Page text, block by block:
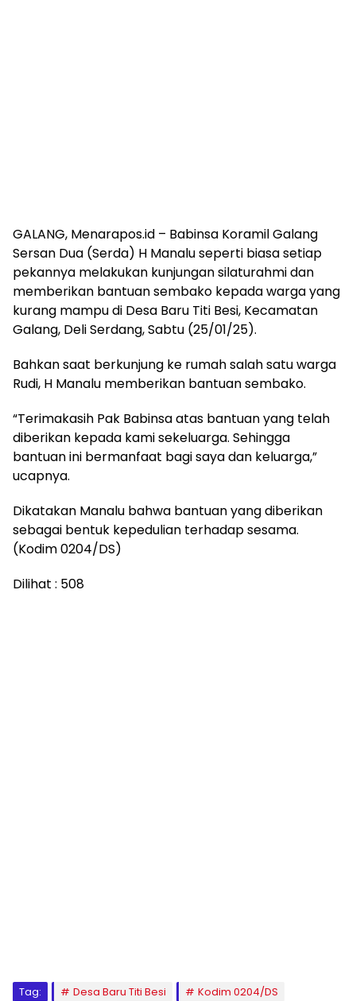
GALANG, Menarapos.id – Babinsa Koramil Galang
Sersan Dua (Serda) H Manalu seperti biasa setiap
pekannya melakukan kunjungan silaturahmi dan
memberikan bantuan sembako kepada warga yang
kurang mampu di Desa Baru Titi Besi, Kecamatan
Galang, Deli Serdang, Sabtu (25/01/25).
Bahkan saat berkunjung ke rumah salah satu warga
Rudi, H Manalu memberikan bantuan sembako.
“Terimakasih Pak Babinsa atas bantuan yang telah
diberikan kepada kami sekeluarga. Sehingga
bantuan ini bermanfaat bagi saya dan keluarga,”
ucapnya.
Dikatakan Manalu bahwa bantuan yang diberikan
sebagai bentuk kepedulian terhadap sesama.
(Kodim 0204/DS)
Dilihat : 508
Tag: Desa Baru Titi Besi
Kodim 0204/DS